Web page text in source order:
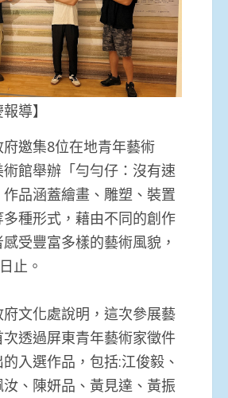
導】
邀集8位在地青年藝術
館舉辦「勻勻仔：沒有速
品涵蓋繪畫、雕塑、裝置
種形式，藉由不同的創作
受豐富多樣的藝術風貌，
止。
文化處說明，這次參展藝
透過屏東青年藝術家徵件
入選作品，包括:江俊毅、
、陳妍品、黃見達、黃振